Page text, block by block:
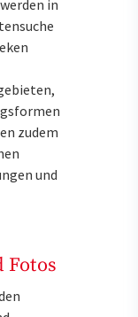
in
zudem
und
Fotos